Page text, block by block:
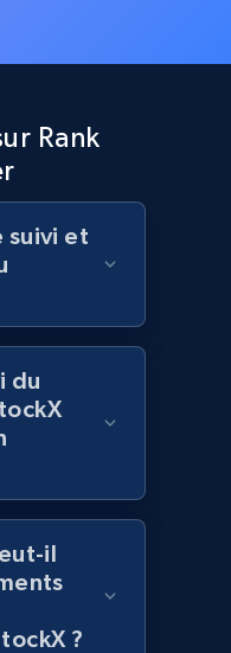
Description, and
price,
and more.
Commencer
price,
and more.
Rank
suivi et
du
il
?